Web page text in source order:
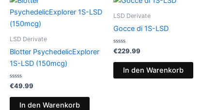
LSD Derivate
Blotter PsychedelicExplorer
1S-LSD (150mcg)
Bewertet
mit
0
€49.99
In den Warenkorb
LSD Derivate
Gocce di 1S-LSD
Bewertet
mit
0
€229.99
In den Warenkorb